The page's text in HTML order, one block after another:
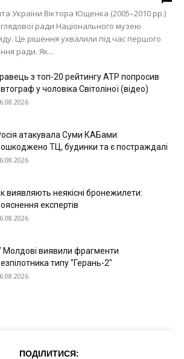
України Віктора Ющенка (2005–2010 рр.)
ради Національного музею
Це рішення ухвалили під час першого
ради. Як...
з топ-20 рейтингу ATP попросив
у чоловіка Світоліної (відео)
атакувала Суми КАБами:
ТЦ, будинки та є постраждалі
виявляють неякісні бронежилети:
експертів
Молдові виявили фрагменти
типу "Герань-2"
ПОДІЛИТИСЯ: